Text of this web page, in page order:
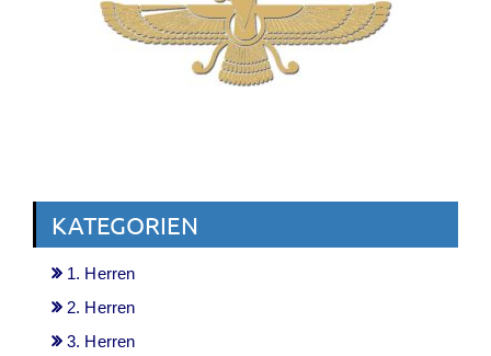
KATEGORIEN
1. Herren
2. Herren
3. Herren